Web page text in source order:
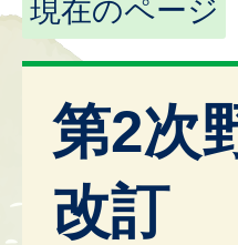
現在のページ
第2次
改訂